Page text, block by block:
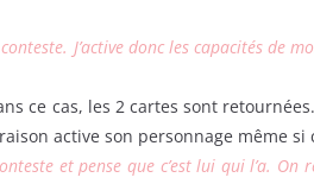
J’active donc les capacités de
ce cas, les 2 cartes sont
active son personnage même si
et pense que c’est lui qui l’a.